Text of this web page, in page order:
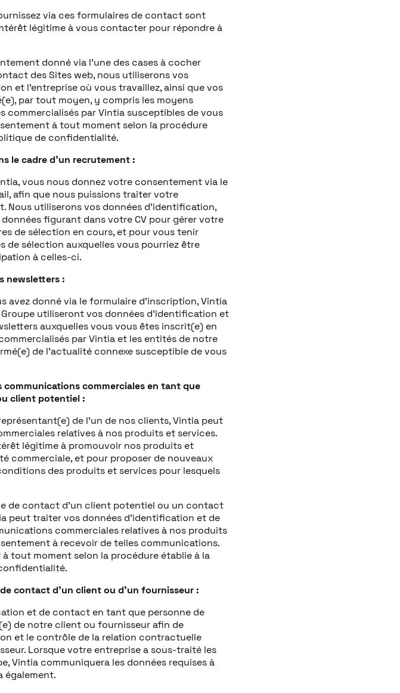
via ces formulaires de contact sont
légitime à vous contacter pour répondre à
donné via l’une des cases à cocher
des Sites web, nous utiliserons vos
et l’entreprise où vous travaillez, ainsi que vos
par tout moyen, y compris les moyens
commercialisés par Vintia susceptibles de vous
à tout moment selon la procédure
de confidentialité.
le cadre d’un recrutement :
vous nous donnez votre consentement via le
afin que nous puissions traiter votre
Nous utiliserons vos données d’identification,
figurant dans votre CV pour gérer votre
de sélection en cours, et pour vous tenir
de sélection auxquelles vous pourriez être
à celles-ci.
newsletters :
avez donné via le formulaire d’inscription, Vintia
utiliseront vos données d’identification et
auxquelles vous vous êtes inscrit(e) en
par Vintia et les entités de notre
de l’actualité connexe susceptible de vous
commerciales en tant que
client potentiel :
de l’un de nos clients, Vintia peut
relatives à nos produits et services.
légitime à promouvoir nos produits et
commerciale, et pour proposer de nouveaux
des produits et services pour lesquels
de contact d’un client potentiel ou un contact
peut traiter vos données d’identification et de
commerciales relatives à nos produits
à recevoir de telles communications.
tout moment selon la procédure établie à la
contact d’un client ou d’un fournisseur :
et de contact en tant que personne de
de notre client ou fournisseur afin de
et le contrôle de la relation contractuelle
Lorsque votre entreprise a sous-traité les
Vintia communiquera les données requises à
également.